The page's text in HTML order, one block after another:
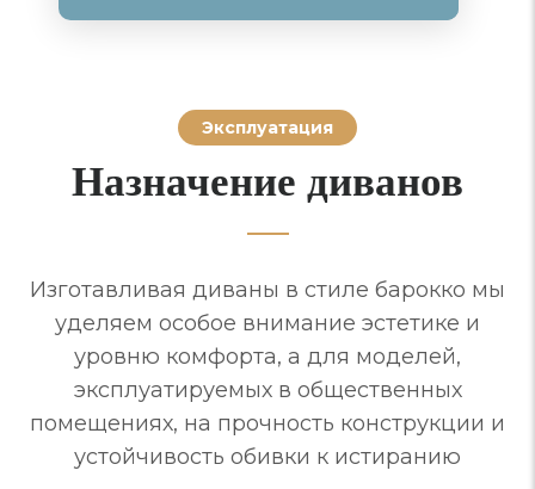
Эксплуатация
Назначение диванов
Изготавливая диваны в стиле барокко мы
уделяем особое внимание эстетике и
уровню комфорта, а для моделей,
эксплуатируемых в общественных
помещениях, на прочность конструкции и
устойчивость обивки к истиранию